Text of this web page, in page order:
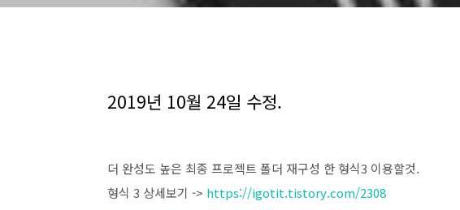
2019년 10월 24일 수정.
더 완성도 높은 최종 프로젝트 폴더 재구성 한 형식3 이용할것.
형식 3 상세보기 -> https://igotit.tistory.com/2308